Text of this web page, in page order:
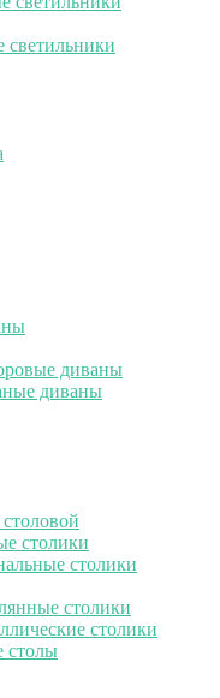
диваны
диваны
столики
столики
столики
столики
столы